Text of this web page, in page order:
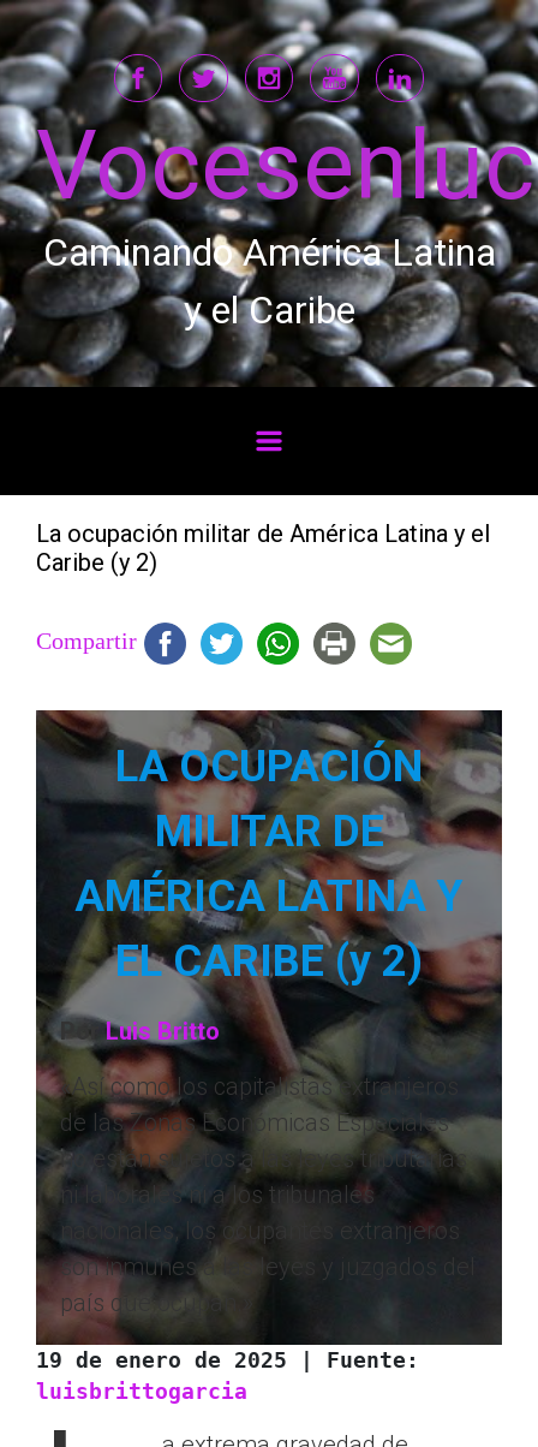
Saltar al contenido principal
Caminando América Latina
y el Caribe
La ocupación militar de América Latina y el
Caribe (y 2)
Compartir
LA OCUPACIÓN
MILITAR DE
AMÉRICA LATINA Y
EL CARIBE (y 2)
PorLuis Britto
«Así como los capitalistas extranjeros
de las Zonas Económicas Especiales
no están sujetos a las leyes tributarias
ni laborales ni a los tribunales
nacionales, los ocupantes extranjeros
son inmunes a las leyes y juzgados del
país que ocupan.»
luisbrittogarcia